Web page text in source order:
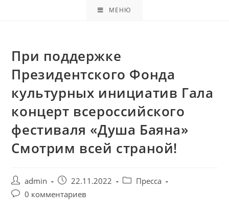
МЕНЮ
При поддержке
Президентского Фонда
культурных инициатив Гала
концерт всероссийского
фестиваля «Душа Баяна»
Смотрим всей страной!
admin 22.11.2022
Пресса
0 комментариев